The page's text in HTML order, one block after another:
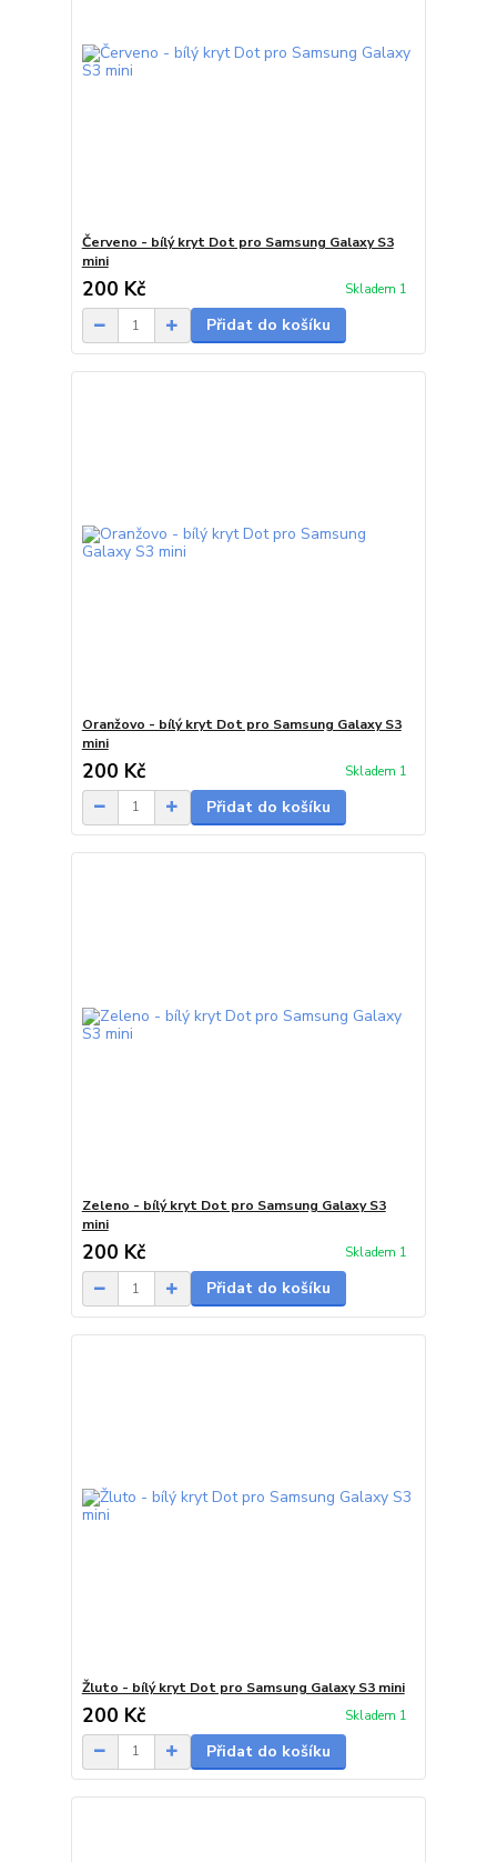
Červeno - bílý kryt Dot pro Samsung Galaxy S3
mini
200 Kč Skladem 1
Přidat do košíku
Oranžovo - bílý kryt Dot pro Samsung Galaxy S3
mini
200 Kč Skladem 1
Přidat do košíku
Zeleno - bílý kryt Dot pro Samsung Galaxy S3
mini
200 Kč Skladem 1
Přidat do košíku
Žluto - bílý kryt Dot pro Samsung Galaxy S3 mini
200 Kč Skladem 1
Přidat do košíku